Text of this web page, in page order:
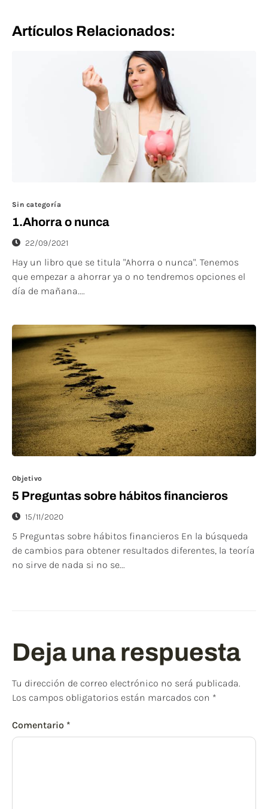
Artículos Relacionados:
Sin categoría
1.Ahorra o nunca
22/09/2021
Hay un libro que se titula "Ahorra o nunca". Tenemos
que empezar a ahorrar ya o no tendremos opciones el
día de mañana....
Objetivo
5 Preguntas sobre hábitos financieros
15/11/2020
5 Preguntas sobre hábitos financieros En la búsqueda
de cambios para obtener resultados diferentes, la teoría
no sirve de nada si no se...
Deja una respuesta
Tu dirección de correo electrónico no será publicada.
Los campos obligatorios están marcados con *
Comentario *